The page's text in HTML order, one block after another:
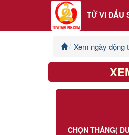
TỬ VI ĐẨU
Tử Vi Đẩu Số
Xem ngày động
CHỌN THÁNG(